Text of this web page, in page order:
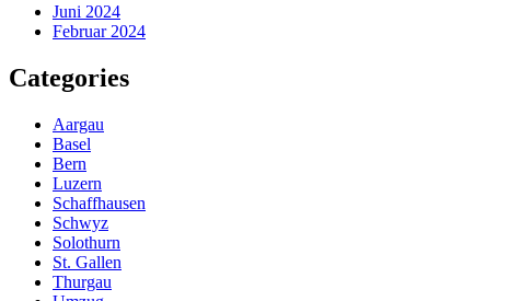
Juni 2024
Februar 2024
Categories
Aargau
Basel
Bern
Luzern
Schaffhausen
Schwyz
Solothurn
St. Gallen
Thurgau